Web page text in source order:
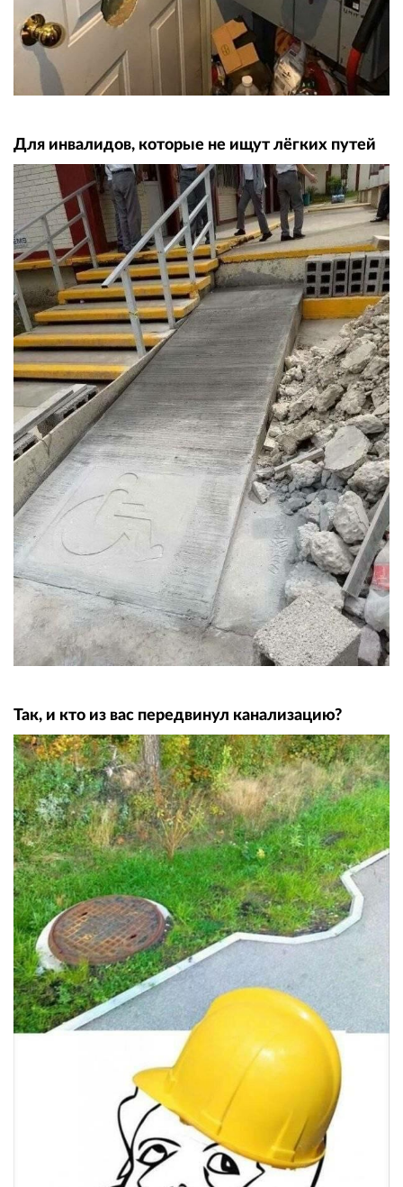
Для инвалидов, которые не ищут лёгких путей
Так, и кто из вас передвинул канализацию?